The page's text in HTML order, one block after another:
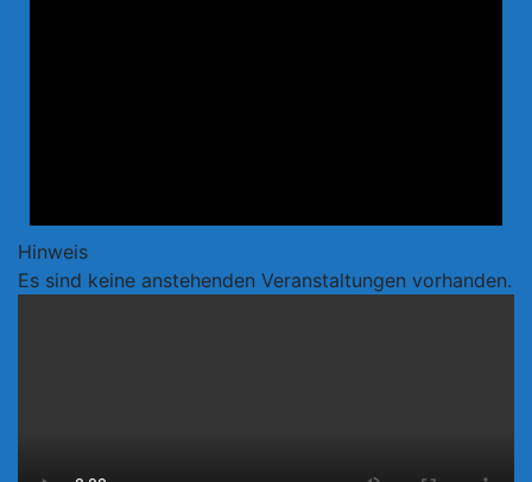
Hinweis
Es sind keine anstehenden Veranstaltungen vorhanden.